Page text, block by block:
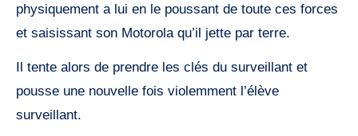
physiquement a lui en le poussant de toute ces forces
et saisissant son Motorola qu’il jette par terre.
Il tente alors de prendre les clés du surveillant et
pousse une nouvelle fois violemment l’élève
surveillant.